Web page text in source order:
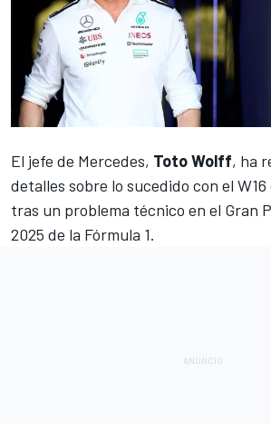
El jefe de Mercedes, Toto Wolff, ha
detalles sobre lo sucedido con el W16
tras un problema técnico en el Gran
2025 de la Fórmula 1.